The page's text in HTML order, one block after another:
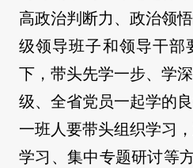
高政治判断力、政治领
级领导班子和领导干部
下，带头先学一步、学
级、全省党员一起学的
一班人要带头组织学习
学习、集中专题研讨等